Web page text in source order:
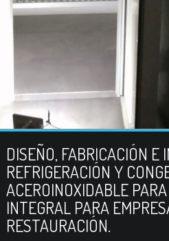
DISEÑO, FABRICACIÓN E
REFRIGERACIÓN Y
ACEROINOXIDABLE
INTEGRAL PARA
RESTAURACIÓN.